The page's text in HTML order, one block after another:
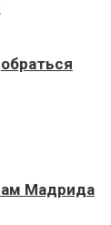
Мадрида